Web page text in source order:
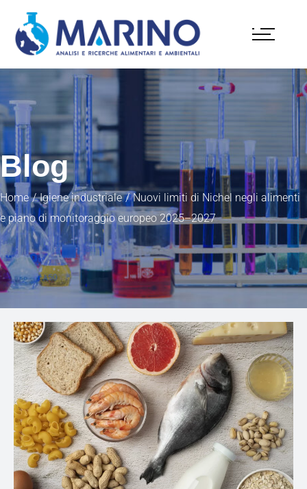
Blog
Home Igiene industriale
Nuovi limiti di Nichel negli alimenti
e piano di monitoraggio europeo 2025–2027